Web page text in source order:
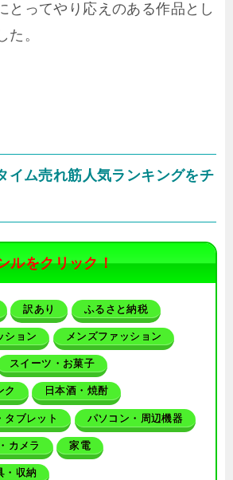
とってやり応えのある作品とし
た。
イム売れ筋人気ランキングをチ
ルをクリック！
訳あり ふるさと納税
ション メンズファッション
スイーツ・お菓子
ク 日本酒・焼酎
タブレット パソコン・周辺機器
カメラ 家電
・収納